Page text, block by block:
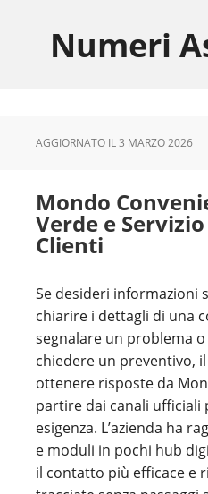
primaryNumeri
AGGIORNATO IL3 MARZO 2026
Mondo
Verde e
Clienti
Se desideri informazioni
chiarire i dettagli di una
segnalare un problema
chiedere un preventivo,
ottenere risposte da
partire dai canali ufficiali
esigenza. L’azienda ha
e moduli in pochi hub
il contatto più efficace e